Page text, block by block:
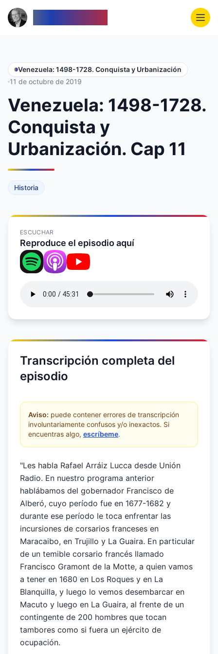
Venezuela: 1498-1728. Conquista y Urbanización
11 de octubre de 2019
Venezuela: 1498-1728.
Conquista y
Urbanización. Cap 11
Historia
ESCUCHAR
Reproduce el episodio aquí
Transcripción completa del
episodio
Aviso: puede contener errores de transcripción
involuntariamente confusos y/o inexactos. Si
encuentras algo, escríbeme.
"Les habla Rafael Arráiz Lucca desde Unión
Radio. En nuestro programa anterior
hablábamos del gobernador Francisco de
Alberó, cuyo período fue en 1677-1682 y
durante ese período le toca enfrentar las
incursiones de corsarios franceses en
Maracaibo, en Trujillo y La Guaira. En particular
de un temible corsario francés llamado
Francisco Gramont de la Motte, a quien vamos
a tener en 1680 en Los Roques y en La
Blanquilla, y luego lo vemos desembarcar en
Macuto y luego en La Guaira, al frente de un
contingente de 200 hombres que tocan
tambores como si fuera un ejército de
ocupación.